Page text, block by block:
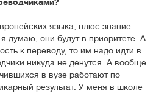
языка, плюс знание
я думаю, они будут в приоритете. А
к переводу, то им надо идти в
никуда не денутся. А вообще
в вузе работают по
результат. У меня в школе